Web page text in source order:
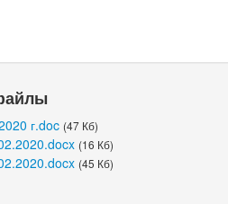
г.doc (47 Кб)
(16 Кб)
(45 Кб)